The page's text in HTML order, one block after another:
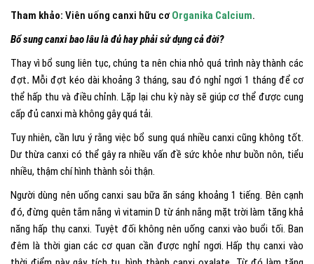
Tham khảo: Viên uống canxi hữu cơ Organika Calcium.
Bổ sung canxi bao lâu là đủ hay phải sử dụng cả đời?
Thay vì bổ sung liên tục, chúng ta nên chia nhỏ quá trình này thành các
đợt. Mỗi đợt kéo dài khoảng 3 tháng, sau đó nghỉ ngơi 1 tháng để cơ
thể hấp thu và điều chỉnh. Lặp lại chu kỳ này sẽ giúp cơ thể được cung
cấp đủ canxi mà không gây quá tải.
Tuy nhiên, cần lưu ý rằng việc bổ sung quá nhiều canxi cũng không tốt.
Dư thừa canxi có thể gây ra nhiều vấn đề sức khỏe như buồn nôn, tiểu
nhiều, thậm chí hình thành sỏi thận.
Người dùng nên uống canxi sau bữa ăn sáng khoảng 1 tiếng. Bên cạnh
đó, đừng quên tắm nắng vì vitamin D từ ánh nắng mặt trời làm tăng khả
năng hấp thụ canxi. Tuyệt đối không nên uống canxi vào buổi tối. Ban
đêm là thời gian các cơ quan cần được nghỉ ngơi. Hấp thụ canxi vào